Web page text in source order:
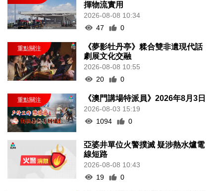
揮物流實用
2026-08-08 10:34
47
0
《夢影牡丹亭》糅合雙非遺現代話
劇展文化交融
2026-08-08 10:55
20
0
《澳門講場特派員》2026年8月3日
2026-08-03 15:19
1094
0
亞婆井單位火警撲滅 疑涉熱水爐電
線短路
2026-08-08 10:43
19
0